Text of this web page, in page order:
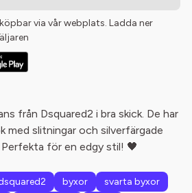
via vår webplats. Ladda ner
från Dsquared2 i bra skick. De har
med slitningar och silverfärgade
för en edgy stil! 🖤
byxor
svarta byxor